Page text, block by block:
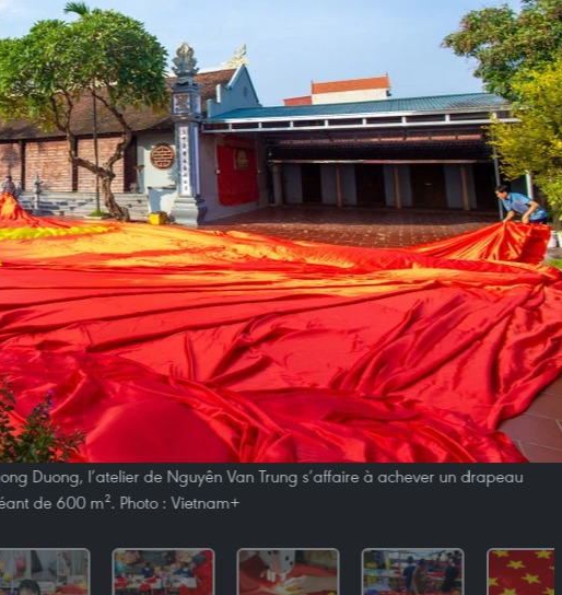
Duong, l’atelier de Nguyên Van Trung s’affaire à achever un drapeau
de 600 m². Photo : Vietnam+